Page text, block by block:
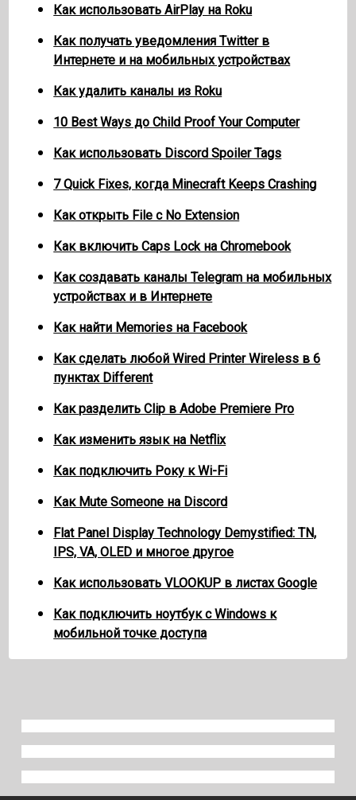
Как использовать AirPlay на Roku
Как получать уведомления Twitter в
Интернете и на мобильных устройствах
Как удалить каналы из Roku
10 Best Ways до Child Proof Your Computer
Как использовать Discord Spoiler Tags
7 Quick Fixes, когда Minecraft Keeps Crashing
Как открыть File с No Extension
Как включить Caps Lock на Chromebook
Как создавать каналы Telegram на мобильных
устройствах и в Интернете
Как найти Memories на Facebook
Как сделать любой Wired Printer Wireless в 6
пунктах Different
Как разделить Clip в Adobe Premiere Pro
Как изменить язык на Netflix
Как подключить Року к Wi-Fi
Как Mute Someone на Discord
Flat Panel Display Technology Demystified: TN,
IPS, VA, OLED и многое другое
Как использовать VLOOKUP в листах Google
Как подключить ноутбук с Windows к
мобильной точке доступа